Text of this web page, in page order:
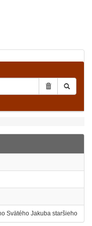
Svätého Jakuba staršieho